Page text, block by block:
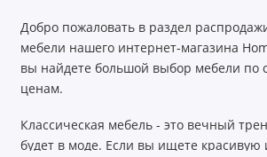
Добро пожаловать в раздел
мебели нашего интернет-магазина
вы найдете большой выбор мебели по
ценам.
Классическая мебель - это вечный
будет в моде. Если вы ищете красивую